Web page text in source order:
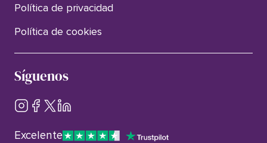
Política de privacidad
Política de cookies
Síguenos
Excelente